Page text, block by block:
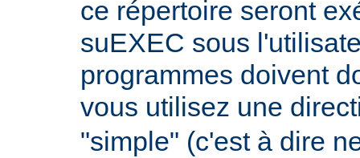
ce répertoire seront
suEXEC sous
programmes doivent
vous utilisez une
"simple" (c'est à dire